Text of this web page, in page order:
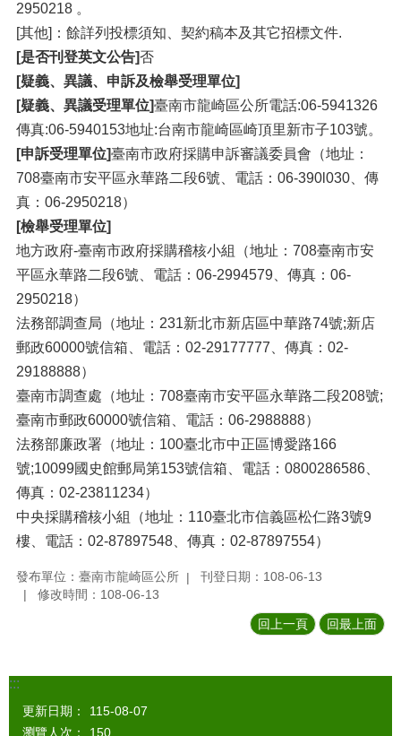
2950218 。
[其他]：餘詳列投標須知、契約稿本及其它招標文件.
[是否刊登英文公告]否
[疑義、異議、申訴及檢舉受理單位]
[疑義、異議受理單位]臺南市龍崎區公所電話:06-5941326
傳真:06-5940153地址:台南市龍崎區崎頂里新市子103號。
[申訴受理單位]臺南市政府採購申訴審議委員會（地址：
708臺南市安平區永華路二段6號、電話：06-390l030、傳
真：06-2950218）
[檢舉受理單位]
地方政府-臺南市政府採購稽核小組（地址：708臺南市安
平區永華路二段6號、電話：06-2994579、傳真：06-
2950218）
法務部調查局（地址：231新北市新店區中華路74號;新店
郵政60000號信箱、電話：02-29177777、傳真：02-
29188888）
臺南市調查處（地址：708臺南市安平區永華路二段208號;
臺南市郵政60000號信箱、電話：06-2988888）
法務部廉政署（地址：100臺北市中正區博愛路166
號;10099國史館郵局第153號信箱、電話：0800286586、
傳真：02-23811234）
中央採購稽核小組（地址：110臺北市信義區松仁路3號9
樓、電話：02-87897548、傳真：02-87897554）
發布單位：臺南市龍崎區公所
刊登日期：108-06-13
修改時間：108-06-13
回上一頁 回最上面
:::
更新日期：
115-08-07
瀏覽人次：
150